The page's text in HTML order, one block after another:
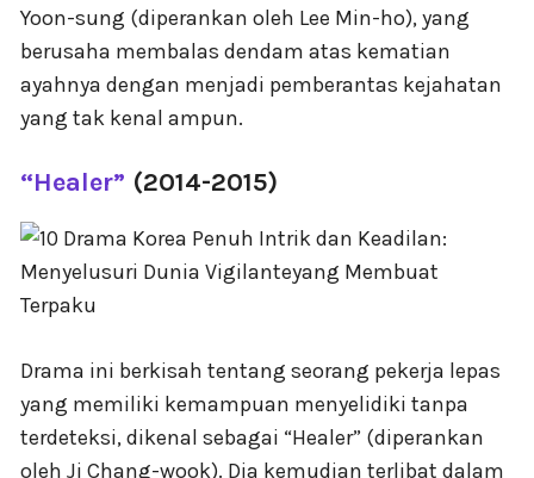
Yoon-sung (diperankan oleh Lee Min-ho), yang
berusaha membalas dendam atas kematian
ayahnya dengan menjadi pemberantas kejahatan
yang tak kenal ampun.
“Healer” (2014-2015)
Drama ini berkisah tentang seorang pekerja lepas
yang memiliki kemampuan menyelidiki tanpa
terdeteksi, dikenal sebagai “Healer” (diperankan
oleh Ji Chang-wook). Dia kemudian terlibat dalam